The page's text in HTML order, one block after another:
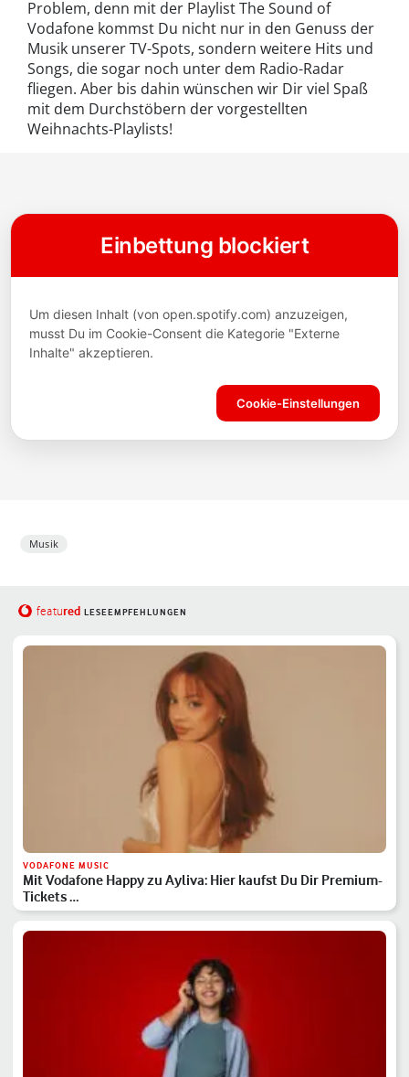
Problem, denn mit der Playlist The Sound of
Vodafone kommst Du nicht nur in den Genuss der
Musik unserer TV-Spots, sondern weitere Hits und
Songs, die sogar noch unter dem Radio-Radar
fliegen. Aber bis dahin wünschen wir Dir viel Spaß
mit dem Durchstöbern der vorgestellten
Weihnachts-Playlists!
Musik
featured LESEEMPFEHLUNGEN
VODAFONE MUSIC
Mit Vodafone Happy zu Ayliva: Hier kaufst Du Dir Premium-
Tickets …